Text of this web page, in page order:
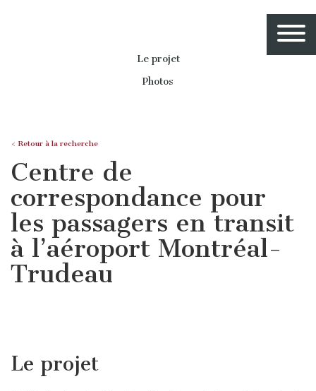
Le projet
Photos
< Retour à la recherche
Centre de
correspondance pour
les passagers en transit
à l’aéroport Montréal-
Trudeau
Le projet